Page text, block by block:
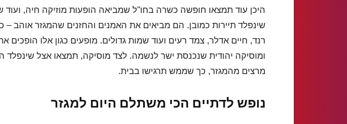
היכן עוד תמצאו חופשה כשרה בחו"ל שמביאה הופעות מוזיקה חיה,
שינפלד תיירות כמובן. הם מביאים את האמנים והחזנים שהמגזר אוהב –
רנד, חיים אדלר, צמד רעים ועוד שמות גדולים. מופעים כגון אלו הופכים
ומוסיקה יהודית שנכנסת ישר לנשמה. לצד מוסיקה, תמצאו אצל
מרצים מהמגזר, כך שממש תרגישו בבית.
נופש לדתיים הכי משתלם היום למגזר